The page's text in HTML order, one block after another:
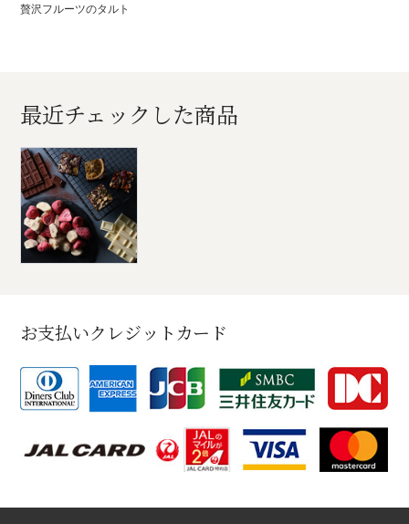
贅沢フルーツのタルト
最近チェックした商品
お支払いクレジットカード